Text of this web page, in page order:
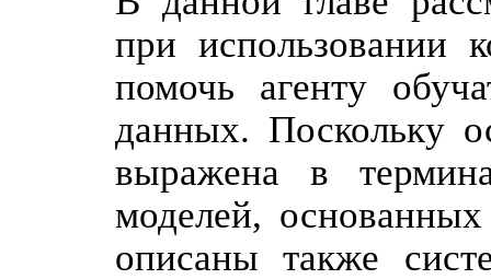
при использовании
помочь агенту
данных. Поскольку
выражена в
моделей,
описаны также